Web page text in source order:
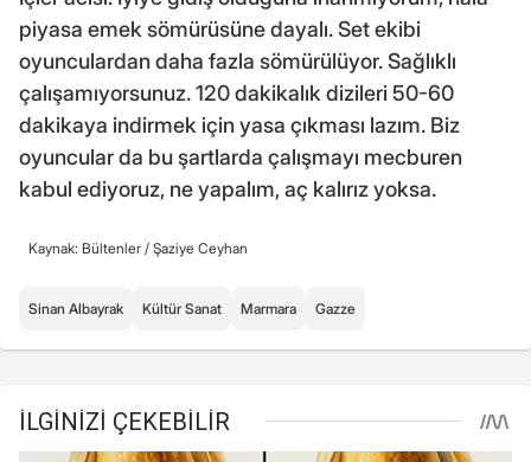
piyasa emek sömürüsüne dayalı. Set ekibi
oyunculardan daha fazla sömürülüyor. Sağlıklı
çalışamıyorsunuz. 120 dakikalık dizileri 50-60
dakikaya indirmek için yasa çıkması lazım. Biz
oyuncular da bu şartlarda çalışmayı mecburen
kabul ediyoruz, ne yapalım, aç kalırız yoksa.
Kaynak: Bültenler / Şaziye Ceyhan
Sinan Albayrak Kültür Sanat Marmara Gazze